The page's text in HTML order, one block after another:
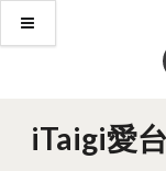
iTaigi愛